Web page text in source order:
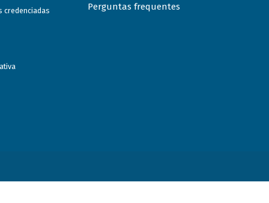
credenciadas Perguntas frequentes